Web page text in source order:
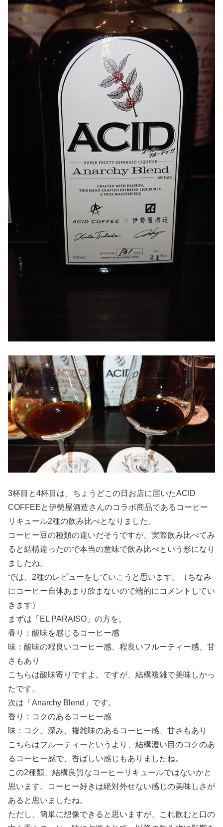
3杯目と4杯目は、ちょうどこの日お店に届いたACID
COFFEEと伊勢屋酒造さんのコラボ商品であるコーヒー
リキュール2種の飲み比べとなりました。
コーヒー豆の種類の違いだそうですが、実際飲み比べてみ
ると結構違ったので本当の意味で飲み比べという形になり
ましたね。
では、2種のレビューをしていこうと思います。（ちなみ
にコーヒー自体あまり飲まないので端的にコメントしてい
きます）
まずは「EL PARAISO」の方を。
香り：酸味を感じるコーヒー感
味：酸味の程良いコーヒー感、程良いフルーティー感、甘
さもあり
こちらは酸味寄りですよ。ですが、結構複雑で美味しかっ
たです。
次は「Anarchy Blend」です。
香り：コクのあるコーヒー感
味：コク、深み、複雑味のあるコーヒー感、甘さもあり
こちらはフルーティーというより、結構濃い目のコクのあ
るコーヒー感で、香ばしい感じもありましたね。
この2種類、結構良質なコーヒーリキュールではないかと
思います。コーヒー好きは絶対外せない感じの美味しさが
あると思いましたね。
ただし、簡単に想像できると思いますが、これ飲むと口の